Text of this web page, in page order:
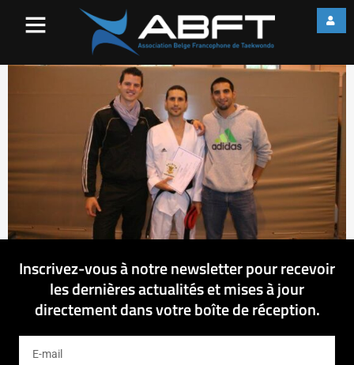
Inscrivez-vous à notre newsletter pour recevoir
les dernières actualités et mises à jour
directement dans votre boîte de réception.